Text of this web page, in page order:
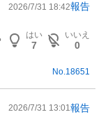
2026/7/31 18:42報告
はい
7
いいえ
0
No.18651
2026/7/31 13:01報告